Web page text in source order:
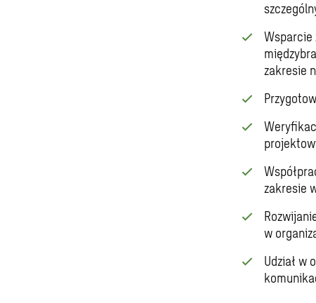
Wsparcie
zakresie
zakresie
w
Udział w